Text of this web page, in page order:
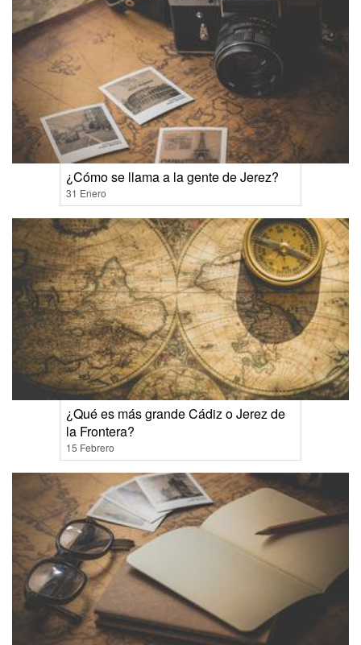
¿Cómo se llama a la gente de Jerez?
31 Enero
¿Qué es más grande Cádiz o Jerez de
la Frontera?
15 Febrero